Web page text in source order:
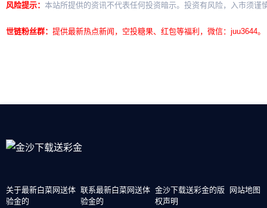
风险提示： 本站所提供的资讯不代表任何投资暗示。投资有风险，入市须谨
世链粉丝群： 提供最新热点新闻，空投糖果、红包等福利，微信：juu3644。
关于最新白菜网送体
验金的
联系最新白菜网送体
验金的
金沙下载送彩金的版
权声明
网站地图